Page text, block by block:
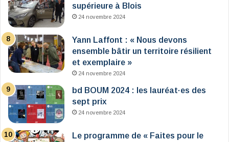
supérieure à Blois
24 novembre 2024
Yann Laffont : « Nous devons
ensemble bâtir un territoire résilient
et exemplaire »
24 novembre 2024
bd BOUM 2024 : les lauréat·es des
sept prix
24 novembre 2024
Le programme de « Faites pour le